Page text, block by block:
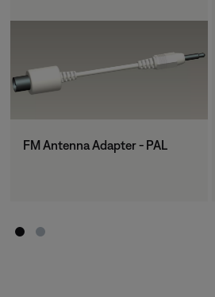
FM Antenna Adapter - PAL